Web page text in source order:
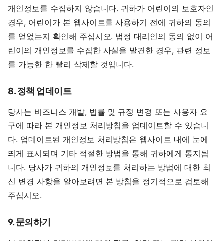
개인정보를 수집하지 않습니다. 귀하가 어린이의 보호자인
경우, 어린이가 본 웹사이트를 사용하기 전에 귀하의 동의
를 얻었는지 확인해 주십시오. 법정 대리인의 동의 없이 어
린이의 개인정보를 수집한 사실을 발견한 경우, 관련 정보
를 가능한 한 빨리 삭제할 것입니다.
8. 정책 업데이트
당사는 비즈니스 개발, 법률 및 규정 변경 또는 사용자 요
구에 따라 본 개인정보 처리방침을 업데이트할 수 있습니
다. 업데이트된 개인정보 처리방침은 웹사이트 내에 눈에
띄게 표시되며 기타 적절한 방법을 통해 귀하에게 통지됩
니다. 당사가 귀하의 개인정보를 처리하는 방법에 대한 최
신 변경 사항을 알아보려면 본 방침을 정기적으로 검토해
주십시오.
9. 문의하기